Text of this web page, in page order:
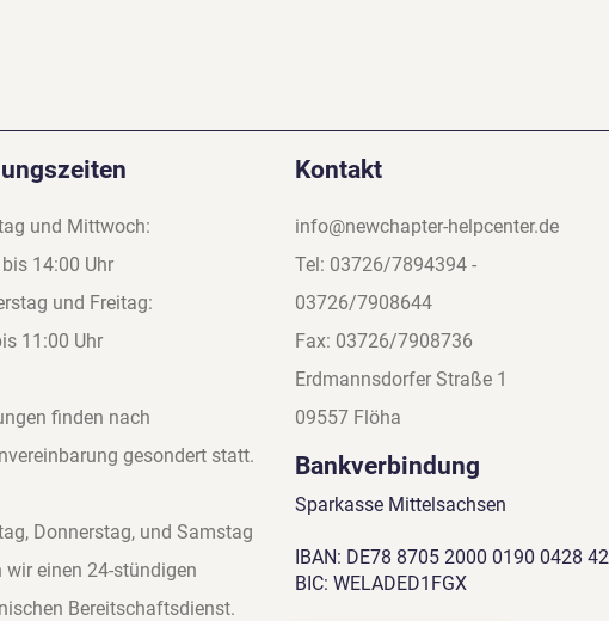
und Mittwoch:
14:00 Uhr
und Freitag:
11:00 Uhr
finden nach
gesondert statt.
Donnerstag, und Samstag
wir einen 24-stündigen
Bereitschaftsdienst.
Kontakt
info@newchapter-helpcenter.de
Tel: 03726/7894394 -
03726/7908644
Fax: 03726/7908736
Erdmannsdorfer Straße 1
09557 Flöha
Bankverbindung
Sparkasse Mittelsachsen
IBAN: DE78 8705 2000 0190 0428 42
BIC: WELADED1FGX